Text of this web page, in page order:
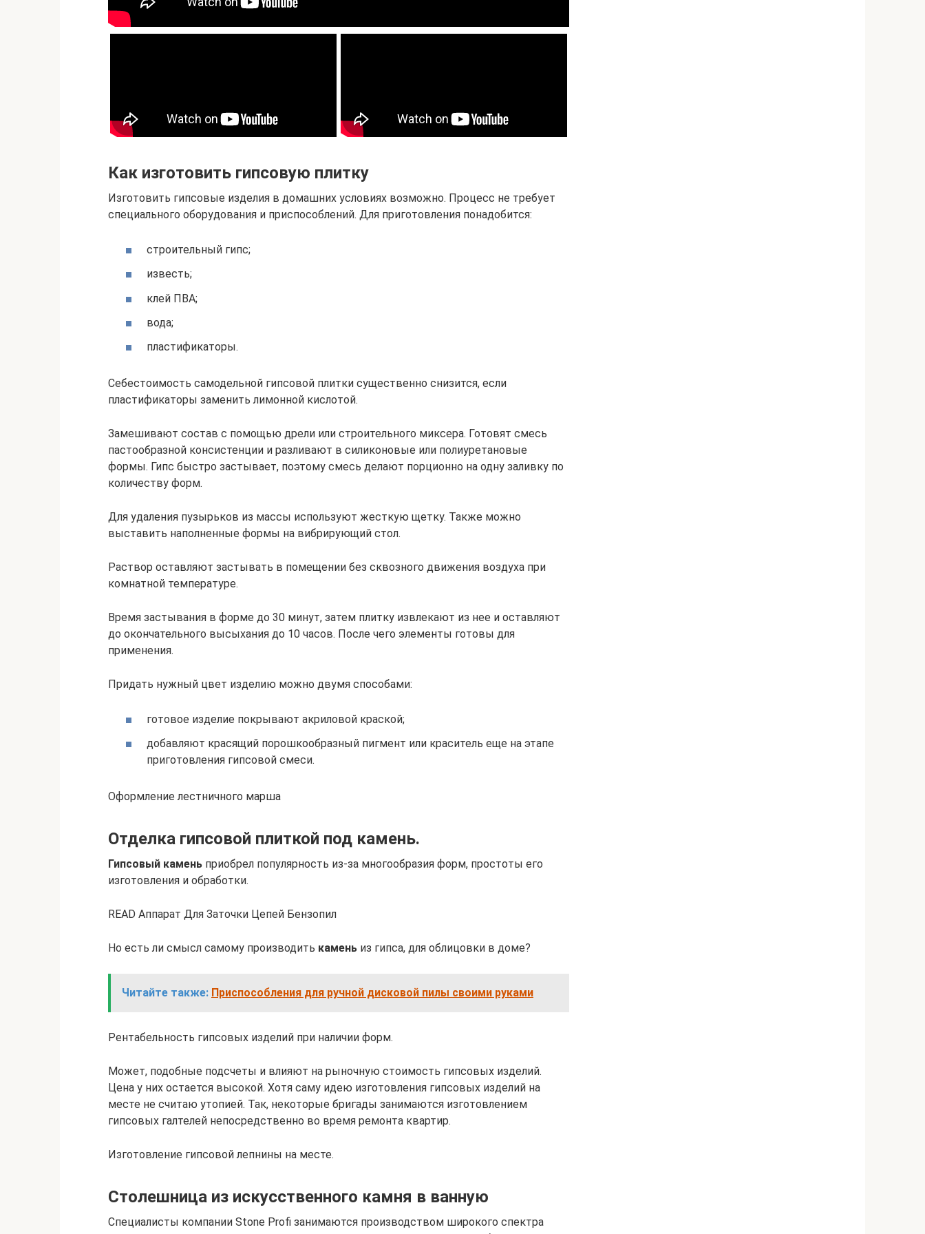
Как изготовить гипсовую плитку
Изготовить гипсовые изделия в домашних условиях возможно. Процесс не требует
специального оборудования и приспособлений. Для приготовления понадобится:
строительный гипс;
известь;
клей ПВА;
вода;
пластификаторы.
Себестоимость самодельной гипсовой плитки существенно снизится, если
пластификаторы заменить лимонной кислотой.
Замешивают состав с помощью дрели или строительного миксера. Готовят смесь
пастообразной консистенции и разливают в силиконовые или полиуретановые
формы. Гипс быстро застывает, поэтому смесь делают порционно на одну заливку по
количеству форм.
Для удаления пузырьков из массы используют жесткую щетку. Также можно
выставить наполненные формы на вибрирующий стол.
Раствор оставляют застывать в помещении без сквозного движения воздуха при
комнатной температуре.
Время застывания в форме до 30 минут, затем плитку извлекают из нее и оставляют
до окончательного высыхания до 10 часов. После чего элементы готовы для
применения.
Придать нужный цвет изделию можно двумя способами:
готовое изделие покрывают акриловой краской;
добавляют красящий порошкообразный пигмент или краситель еще на этапе
приготовления гипсовой смеси.
Оформление лестничного марша
Отделка гипсовой плиткой под камень.
Гипсовый камень приобрел популярность из-за многообразия форм, простоты его
изготовления и обработки.
READ Аппарат Для Заточки Цепей Бензопил
Но есть ли смысл самому производить камень из гипса, для облицовки в доме?
Читайте также: Приспособления для ручной дисковой пилы своими руками
Рентабельность гипсовых изделий при наличии форм.
Может, подобные подсчеты и влияют на рыночную стоимость гипсовых изделий.
Цена у них остается высокой. Хотя саму идею изготовления гипсовых изделий на
месте не считаю утопией. Так, некоторые бригады занимаются изготовлением
гипсовых галтелей непосредственно во время ремонта квартир.
Изготовление гипсовой лепнины на месте.
Столешница из искусственного камня в ванную
Специалисты компании Stone Profi занимаются производством широкого спектра